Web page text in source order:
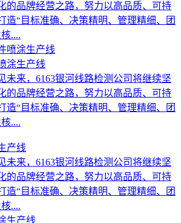
的品牌经营之路，努力以高品质、可持
造“目标准确、决策精明、管理精细、团
....
涂生产线
未来，6163银河线路检测公司将继续坚
的品牌经营之路，努力以高品质、可持
造“目标准确、决策精明、管理精细、团
....
产线
未来，6163银河线路检测公司将继续坚
的品牌经营之路，努力以高品质、可持
造“目标准确、决策精明、管理精细、团
....